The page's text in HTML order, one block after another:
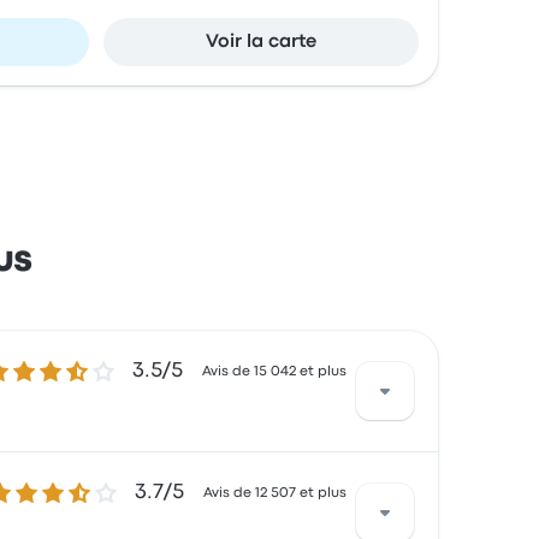
Voir la carte
sur 5 étoiles 3.5/5 Avis de 15 042 et plus
par l'accessibilité des billets et la
commencer à 23 $
sur 5 étoiles 3.7/5 Avis de 12 507 et plus